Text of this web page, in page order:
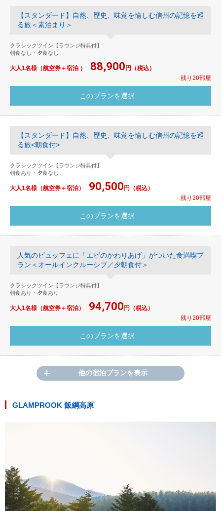
【スタンダード】自然、歴史、味覚を愉しむ信州の記憶を巡
る旅＜素泊まり＞
クラシックツイン【ラウンジ特典付】
朝食なし・夕食なし
大人1名様（航空券＋宿泊 ） 88,900円（税込）
残り20部屋
【スタンダード】自然、歴史、味覚を愉しむ信州の記憶を巡
る旅<朝食付>
クラシックツイン【ラウンジ特典付】
朝食あり・夕食なし
大人1名様（航空券＋宿泊） 90,500円（税込）
残り20部屋
人気のビュッフェに「エビのかわりあげ」がついた食満喫プ
ラン＜オールインクルーシブ／夕朝食付＞
クラシックツイン【ラウンジ特典付】
朝食あり・夕食あり
大人1名様（航空券＋宿泊） 94,700円（税込）
残り20部屋
他の宿泊プランを表示
GLAMPROOK 飯綱高原